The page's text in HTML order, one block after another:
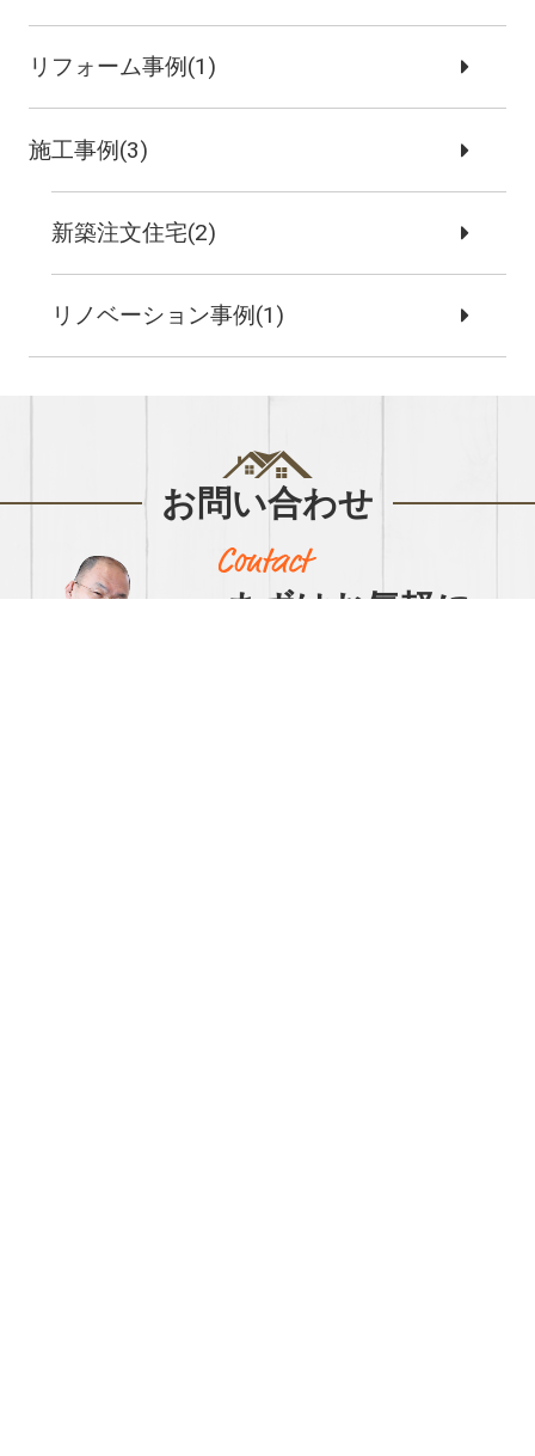
リフォーム事例(1)
施工事例(3)
新築注文住宅(2)
リノベーション事例(1)
お問い合わせ
まずはお気軽に